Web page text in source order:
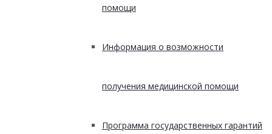
помощи
Информация о возможности
получения медицинской помощи
Программа государственных гарантий